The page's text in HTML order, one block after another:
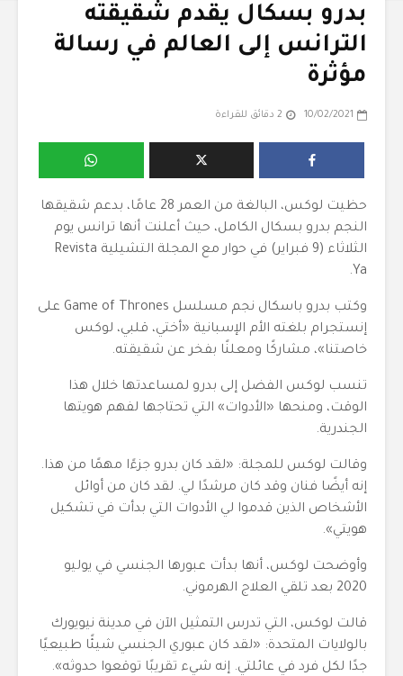
بدرو بسكال يقدم شقيقته
الترانس إلى العالم في رسالة
مؤثرة
10/02/2021 2 دقائق للقراءة
حظيت لوكس، البالغة من العمر 28 عامًا، بدعم شقيقها
النجم بدرو بسكال الكامل، حيث أعلنت أنها ترانس يوم
الثلاثاء (9 فبراير) في حوار مع المجلة التشيلية Revista
Ya.
وكتب بدرو باسكال نجم مسلسل Game of Thrones على
إنستجرام بلغته الأم الإسبانية «أختي، قلبي، لوكس
خاصتنا»، مشاركًا ومعلنًا بفخر عن شقيقته.
تنسب لوكس الفضل إلى بدرو لمساعدتها خلال هذا
الوقت، ومنحها «الأدوات» التي تحتاجها لفهم هويتها
الجندرية.
وقالت لوكس للمجلة: «لقد كان بدرو جزءًا مهمًا من هذا.
إنه أيضًا فنان وقد كان مرشدًا لي. لقد كان من أوائل
الأشخاص الذين قدموا لي الأدوات التي بدأت في تشكيل
هويتي».
وأوضحت لوكس، أنها بدأت عبورها الجنسي في يوليو
2020 بعد تلقي العلاج الهرموني.
قالت لوكس، التي تدرس التمثيل الآن في مدينة نيويورك
بالولايات المتحدة: «لقد كان عبوري الجنسي شيئًا طبيعيًا
جدًا لكل فرد في عائلتي. إنه شيء تقريبًا توقعوا حدوثه».